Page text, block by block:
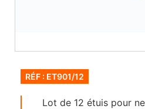
RÉF : ET901/12
Lot de 12 étuis pour